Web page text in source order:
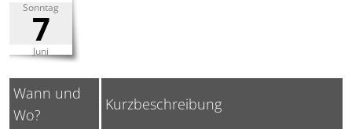
Sonntag
7
Juni
Wann und
Wo?
Kurzbeschreibung